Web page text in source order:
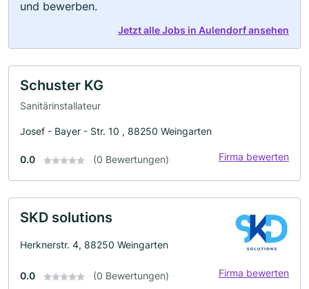
und bewerben.
Jetzt alle Jobs in Aulendorf ansehen
Schuster KG
Sanitärinstallateur
Josef - Bayer - Str. 10 , 88250 Weingarten
0.0 (0 Bewertungen) Firma bewerten
SKD solutions
Herknerstr. 4, 88250 Weingarten
0.0 (0 Bewertungen) Firma bewerten